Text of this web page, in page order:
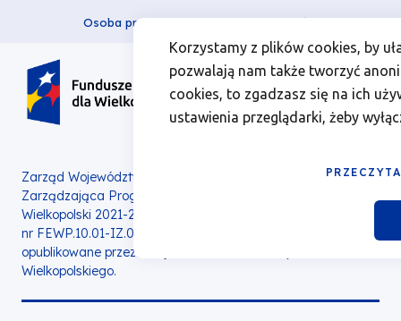
Korzystamy z plików cookies, by
pozwalają nam także tworzyć
cookies, to zgadzasz się na ich
ustawienia przeglądarki, żeby
Działanie
10.01
Rynek
pracy,
kształcenie
aktywne
do
głównej
nawigacji
do
wyszukiwarki
do
zawartości
strony
do
stopki Header
Top
Osoba prywatna Firma
Menu
top
left
Zarząd Województwa Wielkopolskiego jako Instytucja
Zarządzająca Programem Fundusze Europejskie dla
Wielkopolski 2021-2027 z dniem 12.01.2024 r. ogłasza nabór
nr FEWP.10.01-IZ.00-001/24
opublikowane przez Urząd Marszałkowski Województwa
Wielkopolskiego.